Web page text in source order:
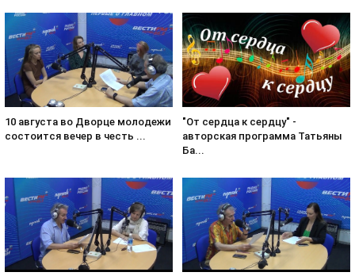
10 августа во Дворце молодежи
состоится вечер в честь ...
"От сердца к сердцу" -
авторская программа Татьяны
Ба...